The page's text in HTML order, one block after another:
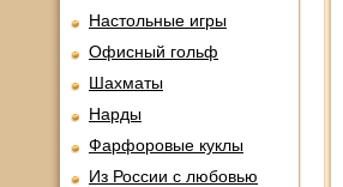
Настольные игры
Офисный гольф
Шахматы
Нарды
Фарфоровые куклы
Из России с любовью